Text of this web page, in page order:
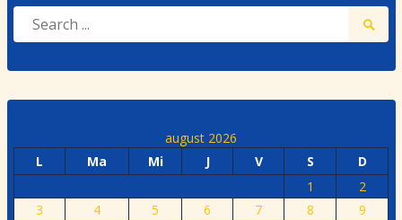
august 2026
L
Ma Mi J V S
D
1
2
3
4 5 6 7 8
9